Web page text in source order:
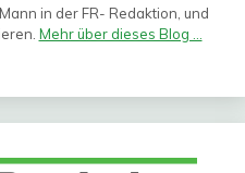
in der FR- Redaktion, und
Mehr über dieses Blog ...